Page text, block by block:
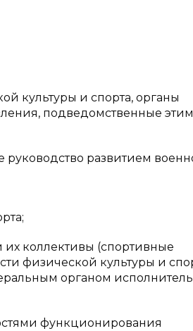
культуры и спорта, органы
подведомственные этим
развитием
коллективы (спортивные
физической культуры и
органом
функционирования